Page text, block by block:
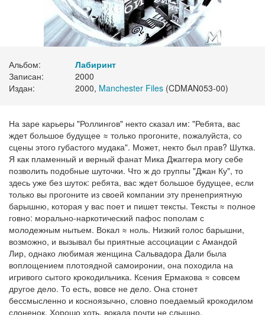
Альбом:
Лабиринт
Записан:
2000
Издан:
2000, Manchester Files (CDMAN053-00)
На заре карьеры "Роллингов" некто сказал им: "Ребята, вас
ждет большое будущее ≈ только прогоните, пожалуйста, со
сцены этого губастого мудака". Может, некто был прав? Шутка.
Я как пламенный и верный фанат Мика Джаггера могу себе
позволить подобные шуточки. Что ж до группы "Джан Ку", то
здесь уже без шуток: ребята, вас ждет большое будущее, если
только вы прогоните из своей компании эту пренеприятную
барышню, которая у вас поет и пишет тексты. Тексты ≈ полное
говно: морально-наркотический пафос пополам с
молодежным нытьем. Вокал ≈ ноль. Низкий голос барышни,
возможно, и вызывал бы приятные ассоциации с Амандой
Лир, однако любимая женщина Сальвадора Дали была
воплощением плотоядной самоиронии, она походила на
игривого сытого крокодильчика. Ксения Ермакова ≈ совсем
другое дело. То есть, вовсе не дело. Она стонет
бессмысленно и косноязычно, словно поедаемый крокодилом
слоненок. Хорошо хоть, вокала почти не слышно.